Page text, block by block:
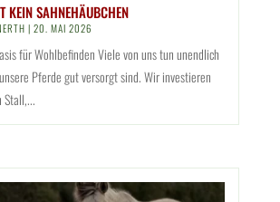
KEIN SAHNEHÄUBCHEN
| 20. MAI 2026
für Wohlbefinden Viele von uns tun unendlich
Pferde gut versorgt sind. Wir investieren
Stall,...